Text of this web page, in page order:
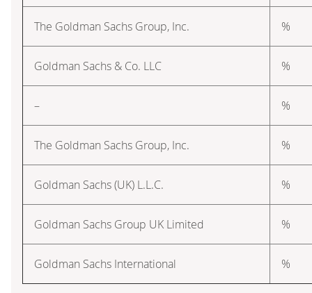
The Goldman Sachs Group, Inc. %
Goldman Sachs & Co. LLC %
– %
The Goldman Sachs Group, Inc. %
Goldman Sachs (UK) L.L.C. %
Goldman Sachs Group UK Limited %
Goldman Sachs International %